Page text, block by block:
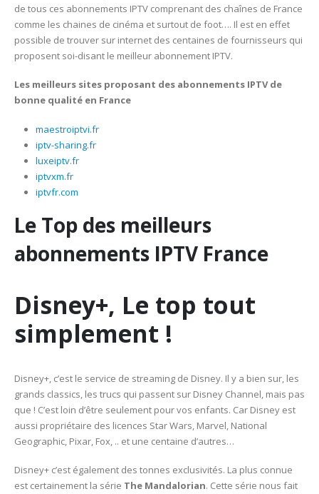
de tous ces abonnements IPTV comprenant des chaînes de France
comme les chaines de cinéma et surtout de foot…. Il est en effet
possible de trouver sur internet des centaines de fournisseurs qui
proposent soi-disant le meilleur abonnement IPTV.
Les meilleurs sites proposant des abonnements IPTV de
bonne qualité en France
maestroiptvi.fr
iptv-sharing.fr
luxeiptv.fr
iptvxm.fr
iptvfr.com
Le Top des meilleurs
abonnements IPTV France
Disney+, Le top tout
simplement !
Disney+, c’est le service de streaming de Disney. Il y a bien sur, les
grands classics, les trucs qui passent sur Disney Channel, mais pas
que ! C’est loin d’être seulement pour vos enfants. Car Disney est
aussi propriétaire des licences Star Wars, Marvel, National
Geographic, Pixar, Fox, .. et une centaine d’autres…
Disney+ c’est également des tonnes exclusivités. La plus connue
est certainement la série The Mandalorian. Cette série nous fait